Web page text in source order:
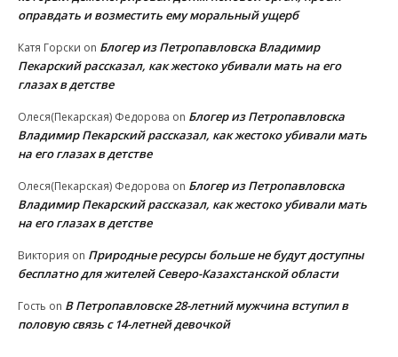
оправдать и возместить ему моральный ущерб
Катя Горски on Блогер из Петропавловска Владимир
Пекарский рассказал, как жестоко убивали мать на его
глазах в детстве
Олеся(Пекарская) Федорова on Блогер из Петропавловска
Владимир Пекарский рассказал, как жестоко убивали мать
на его глазах в детстве
Олеся(Пекарская) Федорова on Блогер из Петропавловска
Владимир Пекарский рассказал, как жестоко убивали мать
на его глазах в детстве
Виктория on Природные ресурсы больше не будут доступны
бесплатно для жителей Северо-Казахстанской области
Гость on В Петропавловске 28-летний мужчина вступил в
половую связь с 14-летней девочкой